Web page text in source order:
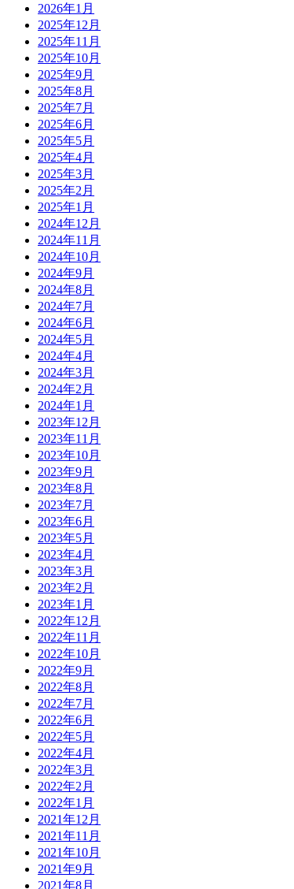
2026年1月
2025年12月
2025年11月
2025年10月
2025年9月
2025年8月
2025年7月
2025年6月
2025年5月
2025年4月
2025年3月
2025年2月
2025年1月
2024年12月
2024年11月
2024年10月
2024年9月
2024年8月
2024年7月
2024年6月
2024年5月
2024年4月
2024年3月
2024年2月
2024年1月
2023年12月
2023年11月
2023年10月
2023年9月
2023年8月
2023年7月
2023年6月
2023年5月
2023年4月
2023年3月
2023年2月
2023年1月
2022年12月
2022年11月
2022年10月
2022年9月
2022年8月
2022年7月
2022年6月
2022年5月
2022年4月
2022年3月
2022年2月
2022年1月
2021年12月
2021年11月
2021年10月
2021年9月
2021年8月